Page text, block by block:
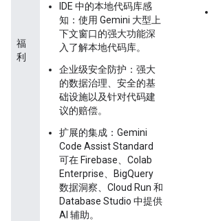
福
利
IDE 中的本地代码库感
知：使用 Gemini 大型上
下文窗口的强大功能深
入了解本地代码库。
企业级安全防护：强大
的数据治理、安全的基
础设施以及针对代码建
议的赔偿。
扩展的集成：Gemini
Code Assist Standard
可在 Firebase、Colab
Enterprise、BigQuery
数据洞察、Cloud Run 和
Database Studio 中提供
AI 辅助。